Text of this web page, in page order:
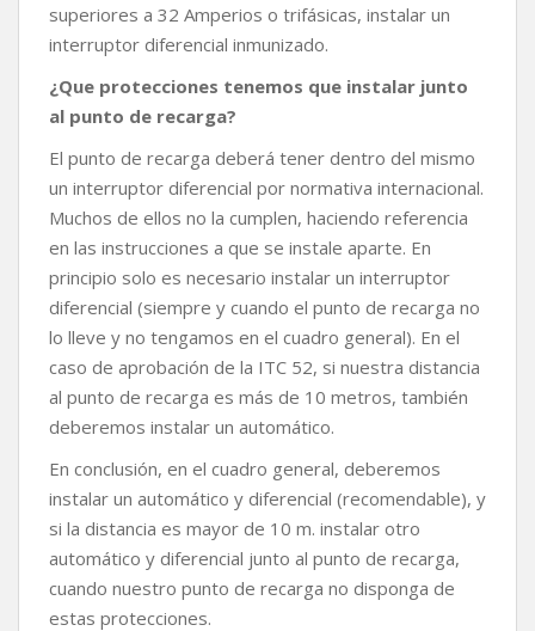
superiores a 32 Amperios o trifásicas, instalar un
interruptor diferencial inmunizado.
¿Que protecciones tenemos que instalar junto
al punto de recarga?
El punto de recarga deberá tener dentro del mismo
un interruptor diferencial por normativa internacional.
Muchos de ellos no la cumplen, haciendo referencia
en las instrucciones a que se instale aparte. En
principio solo es necesario instalar un interruptor
diferencial (siempre y cuando el punto de recarga no
lo lleve y no tengamos en el cuadro general). En el
caso de aprobación de la ITC 52, si nuestra distancia
al punto de recarga es más de 10 metros, también
deberemos instalar un automático.
En conclusión, en el cuadro general, deberemos
instalar un automático y diferencial (recomendable), y
si la distancia es mayor de 10 m. instalar otro
automático y diferencial junto al punto de recarga,
cuando nuestro punto de recarga no disponga de
estas protecciones.